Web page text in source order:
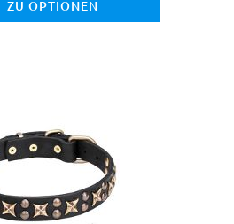
ZU OPTIONEN